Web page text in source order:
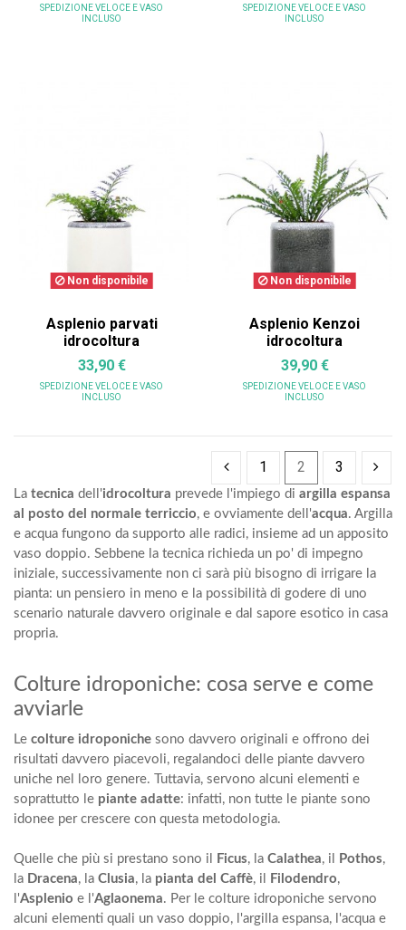
SPEDIZIONE VELOCE E VASO
INCLUSO
SPEDIZIONE VELOCE E VASO
INCLUSO
Non disponibile
Asplenio parvati
idrocoltura
33,90 €
SPEDIZIONE VELOCE E VASO
INCLUSO
Non disponibile
Asplenio Kenzoi
idrocoltura
39,90 €
SPEDIZIONE VELOCE E VASO
INCLUSO
1 2 3
La tecnica dell'idrocoltura prevede l'impiego di argilla espansa
al posto del normale terriccio, e ovviamente dell'acqua. Argilla
e acqua fungono da supporto alle radici, insieme ad un apposito
vaso doppio. Sebbene la tecnica richieda un po' di impegno
iniziale, successivamente non ci sarà più bisogno di irrigare la
pianta: un pensiero in meno e la possibilità di godere di uno
scenario naturale davvero originale e dal sapore esotico in casa
propria.
Colture idroponiche: cosa serve e come
avviarle
Le colture idroponiche sono davvero originali e offrono dei
risultati davvero piacevoli, regalandoci delle piante davvero
uniche nel loro genere. Tuttavia, servono alcuni elementi e
soprattutto le piante adatte: infatti, non tutte le piante sono
idonee per crescere con questa metodologia.
Quelle che più si prestano sono il Ficus, la Calathea, il Pothos,
la Dracena, la Clusia, la pianta del Caffè, il Filodendro,
l'Asplenio e l'Aglaonema. Per le colture idroponiche servono
alcuni elementi quali un vaso doppio, l'argilla espansa, l'acqua e